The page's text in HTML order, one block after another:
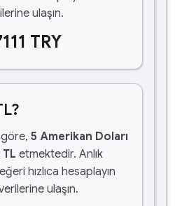
ulaşın.
TRY
5 Amerikan Doları
etmektedir. Anlık
hızlıca hesaplayın
ulaşın.